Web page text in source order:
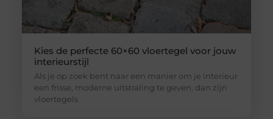
Kies de perfecte 60×60 vloertegel voor jouw
interieurstijl
Als je op zoek bent naar een manier om je interieur
een frisse, moderne uitstraling te geven, dan zijn
vloertegels